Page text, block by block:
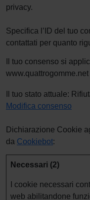
privacy.
Specifica l’ID del tuo
contattati per quanto
Il tuo consenso si
www.quattrogomme.net
Il tuo stato attuale:
Modifica consenso
Dichiarazione Cookie
da Cookiebot:
Necessari (2)
I cookie necessari
web abilitandone